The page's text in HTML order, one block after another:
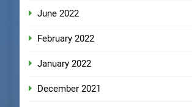
June 2022
February 2022
January 2022
December 2021